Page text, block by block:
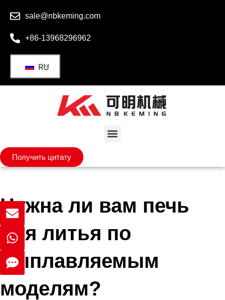
sale@nbkeming.com
+86-13968296962
RU
Получить цитату
Нужна ли вам печь
для литья по
выплавляемым
моделям?